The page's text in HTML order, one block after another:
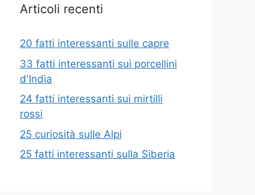
Articoli recenti
20 fatti interessanti sulle capre
33 fatti interessanti sui porcellini
d'India
24 fatti interessanti sui mirtilli
rossi
25 curiosità sulle Alpi
25 fatti interessanti sulla Siberia